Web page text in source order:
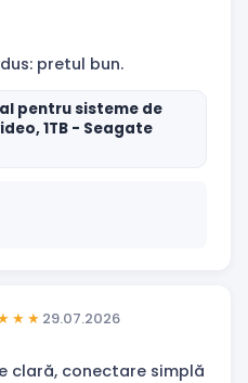
pretul bun.
pentru sisteme de
1TB - Seagate
29.07.2026
clară, conectare simplă